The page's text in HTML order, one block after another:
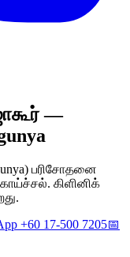
—
பரிசோதனை
கிளினிக்
+60 17-500 7205📅